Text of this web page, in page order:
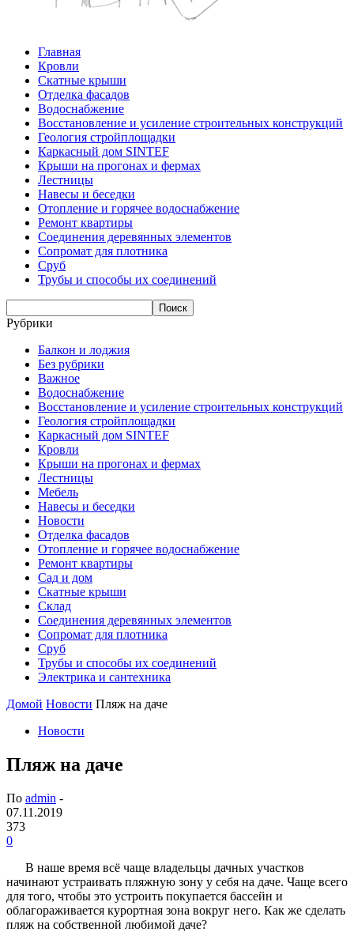
Главная
Кровли
Скатные крыши
Отделка фасадов
Водоснабжение
Восстановление и усиление строительных конструкций
Геология стройплощадки
Каркасный дом SINTEF
Крыши на прогонах и фермах
Лестницы
Навесы и беседки
Отопление и горячее водоснабжение
Ремонт квартиры
Соединения деревянных элементов
Сопромат для плотника
Сруб
Трубы и способы их соединений
Рубрики
Балкон и лоджия
Без рубрики
Важное
Водоснабжение
Восстановление и усиление строительных конструкций
Геология стройплощадки
Каркасный дом SINTEF
Кровли
Крыши на прогонах и фермах
Лестницы
Мебель
Навесы и беседки
Новости
Отделка фасадов
Отопление и горячее водоснабжение
Ремонт квартиры
Сад и дом
Скатные крыши
Склад
Соединения деревянных элементов
Сопромат для плотника
Сруб
Трубы и способы их соединений
Электрика и сантехника
Домой Новости Пляж на даче
Новости
Пляж на даче
По admin -
07.11.2019
373
0
В наше время всё чаще владельцы дачных участков
начинают устраивать пляжную зону у себя на даче. Чаще всего
для того, чтобы это устроить покупается бассейн и
облагораживается курортная зона вокруг него. Как же сделать
пляж на собственной любимой даче?